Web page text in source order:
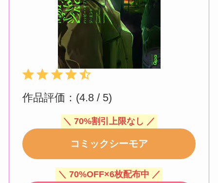
⭐⭐⭐⭐⭐ 評価 :4.5/5。
作品評価：(4.8 / 5)
＼ 70%割引上限なし ／
コミックシーモア
＼ 70%OFF×6枚配布中 ／